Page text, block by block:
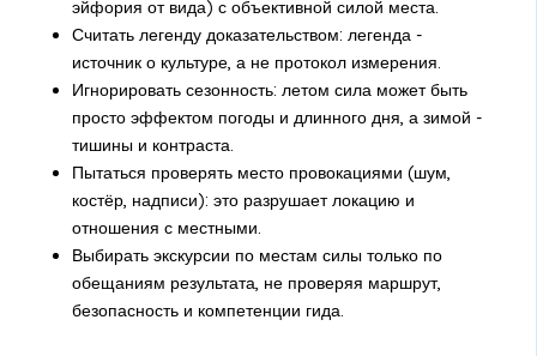
эйфория от вида) с объективной силой места.
Считать легенду доказательством: легенда -
источник о культуре, а не протокол измерения.
Игнорировать сезонность: летом сила может быть
просто эффектом погоды и длинного дня, а зимой -
тишины и контраста.
Пытаться проверять место провокациями (шум,
костёр, надписи): это разрушает локацию и
отношения с местными.
Выбирать экскурсии по местам силы только по
обещаниям результата, не проверяя маршрут,
безопасность и компетенции гида.